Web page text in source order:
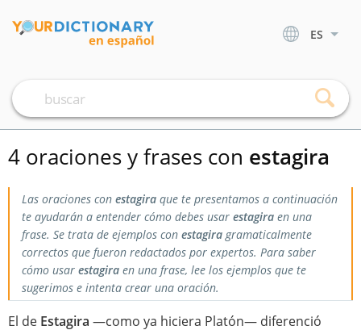
ES
4 oraciones y frases con estagira
Las oraciones con estagira que te presentamos a continuación
te ayudarán a entender cómo debes usar estagira en una
frase. Se trata de ejemplos con estagiragramaticalmente
correctos que fueron redactados por expertos. Para saber
cómo usar estagira en una frase, lee los ejemplos que te
sugerimos e intenta crear una oración.
El de Estagira —como ya hiciera Platón— diferenció